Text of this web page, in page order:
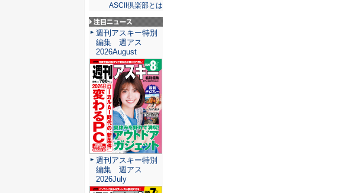
ASCII倶楽部とは
注目ニュース
週刊アスキー特別
編集 週アス
2026August
週刊アスキー特別
編集 週アス
2026July